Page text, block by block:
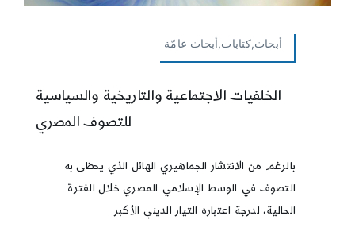
أبحاث,كتابات,أبحاث عامّة
الخلفيات الاجتماعية والتاريخية والسياسية
للتصوف المصري
بالرغم من الانتشار الجماهيري الهائل الذي يحظى به
التصوف في الوسط الإسلامي المصري خلال الفترة
الحالية، لدرجة اعتباره التيار الديني الأكبر